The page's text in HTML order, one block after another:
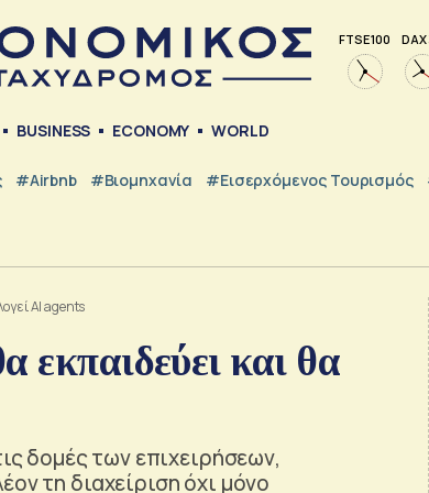
FTSE 100 DAX
BUSINESS ECONOMY WORLD
#Airbnb #Βιομηχανία #εισερχόμενος Τουρισμός
AI agents
εκπαιδεύει και θα
δομές των επιχειρήσεων,
τη διαχείριση όχι μόνο